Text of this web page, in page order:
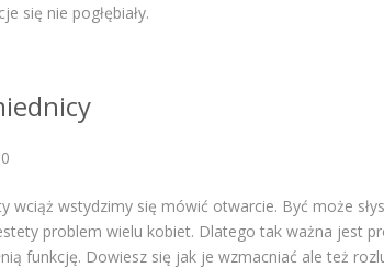
się nie pogłębiały.
wciąż wstydzimy się mówić otwarcie. Być może
problem wielu kobiet. Dlatego tak ważna jest
funkcję. Dowiesz się jak je wzmacniać ale też